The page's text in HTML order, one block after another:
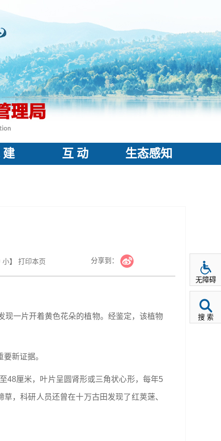
建 互 动 生态感知
小】 打印本页 分享到：
现一片开着黄色花朵的植物。经鉴定，该植物
新证据。
48厘米，叶片呈圆肾形或三角状心形，每年5
，科研人员还曾在十万古田发现了红荚蒾、
无障碍
搜 索